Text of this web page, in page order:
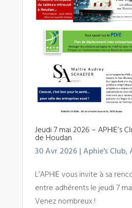
Jeudi 7 mai 2026 – APHIE’s
de Houdan
30 Avr 2026 |Aphie's Club,
L’APHIE vous invite à sa
entre adhérents le jeudi 7
Venez nombreux !